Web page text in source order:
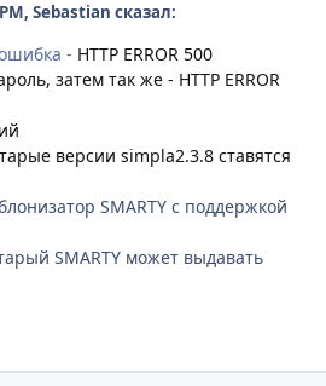
Sebastian сказал:
- HTTP ERROR 500
затем так же - HTTP ERROR
версии simpla2.3.8 ставятся
SMARTY с поддержкой
SMARTY может выдавать